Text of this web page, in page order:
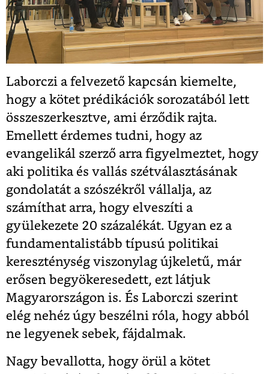
Laborczi a felvezető kapcsán kiemelte,
hogy a kötet prédikációk sorozatából lett
összeszerkesztve, ami érződik rajta.
Emellett érdemes tudni, hogy az
evangelikál szerző arra figyelmeztet, hogy
aki politika és vallás szétválasztásának
gondolatát a szószékről vállalja, az
számíthat arra, hogy elveszíti a
gyülekezete 20 százalékát. Ugyan ez a
fundamentalistább típusú politikai
kereszténység viszonylag újkeletű, már
erősen begyökeresedett, ezt látjuk
Magyarországon is. És Laborczi szerint
elég nehéz úgy beszélni róla, hogy abból
ne legyenek sebek, fájdalmak.
Nagy bevallotta, hogy örül a kötet